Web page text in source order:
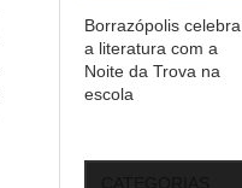
Borrazópolis celebra
a literatura com a
Noite da Trova na
escola